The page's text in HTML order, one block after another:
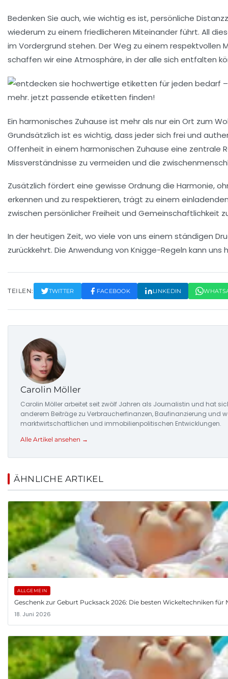
Bedenken Sie auch, wie wichtig es ist,persönliche
wiederum zu einem friedlicheren Miteinander führt. All
im Vordergrund stehen. Der Weg zu einem
schaffen wir eine Atmosphäre, in der alle sich entfalten
Ein harmonisches Zuhause ist mehr als nur ein Ort zum
Grundsätzlich ist es wichtig, dass jeder sich frei und
Offenheit in einem harmonischen Zuhause eine zentrale
Missverständnisse zu vermeiden und die
Zusätzlich fördert eine gewisse Ordnung die Harmonie,
erkennen und zu respektieren, trägt zu einem
zwischen persönlicher Freiheit und Gemeinschaftlichkeit
In der heutigen Zeit, wo viele von uns einem ständigen
zurückkehrt. Die Anwendung von Knigge-Regeln kann uns
TEILEN: TWITTER FACEBOOK LINKEDIN
Carolin Möller
Carolin Möller arbeitet seit zwölf Jahren als Journalistin und hat
anderem Beiträge zu Verbraucherfinanzen, Baufinanzierung und
marktwirtschaftlichen und immobilienpolitischen Entwicklungen.
Alle Artikel ansehen →
ÄHNLICHE ARTIKEL
ALLGEMEIN
Geschenk zur Geburt Pucksack 2026: Die besten Wickeltechniken für
18. Juni 2026